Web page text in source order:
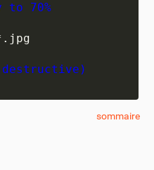
to 70%
destructive)
sommaire